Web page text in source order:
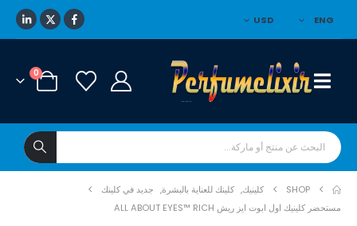
ENG
USD
0
SHOP كلينيك, كلينك للعناية بالبشرة, جديد في كلينك
مستحضر كلينيك اول ابوت ايز ريش ALL ABOUT EYES™ RICH